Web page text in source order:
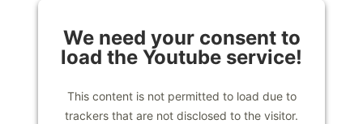
We need your consent to
load the Youtube service!
This content is not permitted to load due to
trackers that are not disclosed to the visitor.